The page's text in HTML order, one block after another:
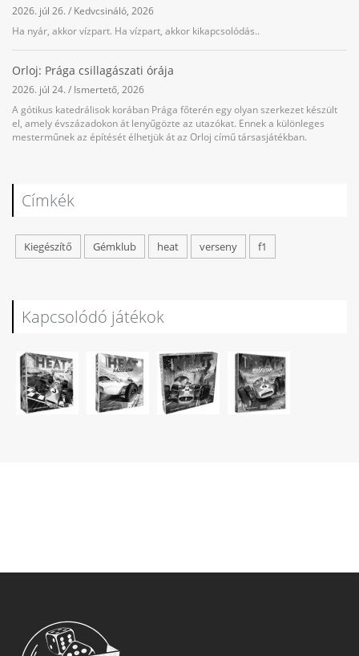
2026. júl 26. / Kedvcsináló 2026
Ha nyár, akkor vízpart. Ha vízpart, akkor kikapcsolódás..
Orloj: Prága csillagászati órája
2026. júl 24. / Ismertető 2026
A gótikus katedrálisok korában Prága főterén egy olyan szerkezet készült
el, amely évszázadokon át lenyűgözte az utazókat. Ennek a különleges
mesterműnek az építését élhetjük át az Orloj című társasjátékban.
Címkék
Kiegészítő Gémklub heat verseny f1
Kapcsolódó játékok